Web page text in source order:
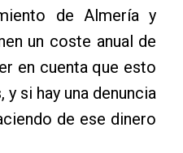
de Almería y
un coste anual de
en cuenta que esto
si hay una denuncia
de ese dinero